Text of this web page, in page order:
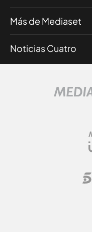
Más de Mediaset
Noticias Cuatro